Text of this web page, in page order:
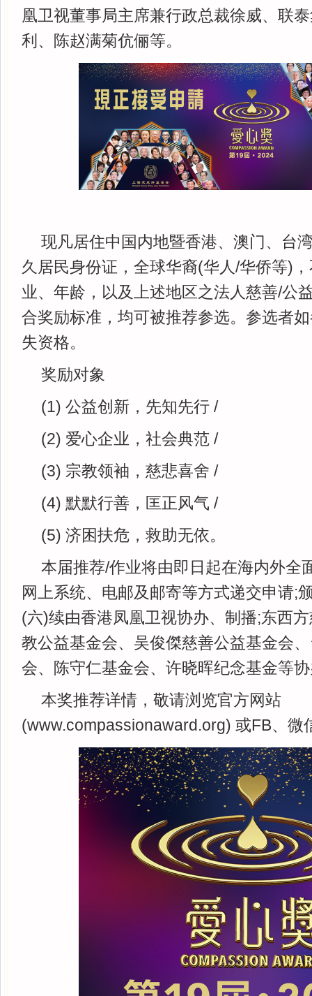
凰卫视董事局主席兼行政总裁徐威、联
利、陈赵满菊伉俪等。
现凡居住中国内地暨香港、澳门、台
久居民身份证，全球华裔(华人/华侨等)
业、年龄，以及上述地区之法人慈善/公
合奖励标准，均可被推荐参选。参选者
失资格。
奖励对象
(1) 公益创新，先知先行 /
(2) 爱心企业，社会典范 /
(3) 宗教领袖，慈悲喜舍 /
(4) 默默行善，匡正风气 /
(5) 济困扶危，救助无依。
本届推荐/作业将由即日起在海内外全
网上系统、电邮及邮寄等方式递交申请;
(六)续由香港凤凰卫视协办、制播;东西
教公益基金会、吴俊傑慈善公益基金会
会、陈守仁基金会、许晓晖纪念基金等
本奖推荐详情，敬请浏览官方网站
(www.compassionaward.org) 或FB、微